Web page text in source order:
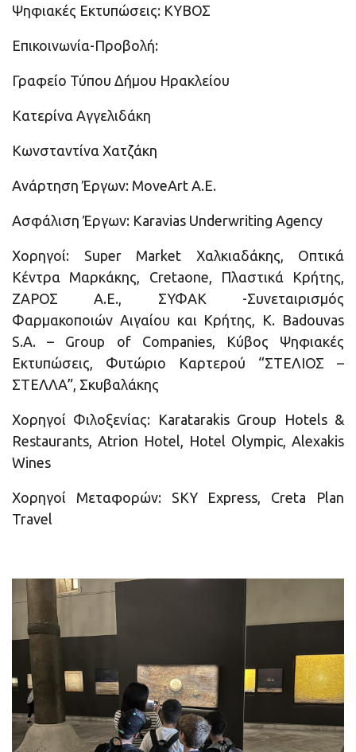
Ψηφιακές Εκτυπώσεις: ΚΥΒΟΣ
Επικοινωνία-Προβολή:
Γραφείο Τύπου Δήμου Ηρακλείου
Κατερίνα Αγγελιδάκη
Κωνσταντίνα Χατζάκη
Ανάρτηση Έργων: MoveArt A.E.
Ασφάλιση Έργων: Karavias Underwriting Agency
Χορηγοί: Super Market Χαλκιαδάκης, Οπτικά
Κέντρα Μαρκάκης, Cretaone, Πλαστικά Κρήτης,
ΖΑΡΟΣ Α.Ε., ΣΥΦΑΚ -Συνεταιρισμός
Φαρμακοποιών Αιγαίου και Κρήτης, K. Badouvas
S.A. – Group of Companies, Κύβος Ψηφιακές
Εκτυπώσεις, Φυτώριο Καρτερού “ΣΤΕΛΙΟΣ –
ΣΤΕΛΛΑ”, Σκυβαλάκης
Χορηγοί Φιλοξενίας: Karatarakis Group Hotels &
Restaurants, Atrion Hotel, Hotel Olympic, Alexakis
Wines
Χορηγοί Μεταφορών: SKY Express, Creta Plan
Travel